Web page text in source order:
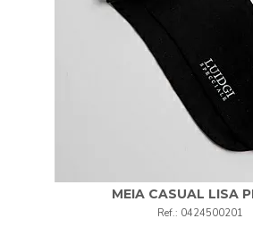
MEIA CASUAL LISA
0424500201